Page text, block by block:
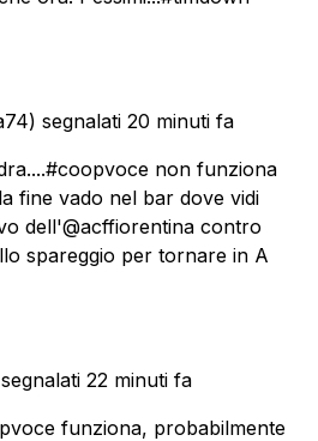
segnalati 20 minuti fa
non funziona
fine vado nel bar dove vidi
dell'@acffiorentina contro
spareggio per tornare in A
22 minuti fa
funziona, probabilmente